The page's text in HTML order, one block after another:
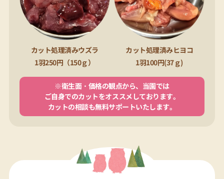
カット処理済みウズラ
1羽250円（150ｇ）
カット処理済みヒヨコ
1羽100円(37ｇ)
※衛生面・価格の観点から、当園では
ご自身でのカットをオススメしております。
カットの相談も無料サポートいたします。